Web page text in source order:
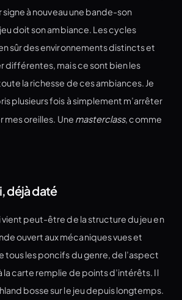
signe à nouveau une bande-son
doit son ambiance. Les cycles
sûr des environnements distincts et
différentes, mais ce sont bien les
la richesse de ces ambiances. Je
plusieurs fois à simplement m’arrêter
mes oreilles. Une masterclass, comme
déjà daté
vient peut-être de la structure du jeu en
ouvert aux mécaniques vues et
tous les poncifs du genre, de l’aspect
la carte remplie de points d’intérêts. Il
bosse sur le jeu depuis longtemps.